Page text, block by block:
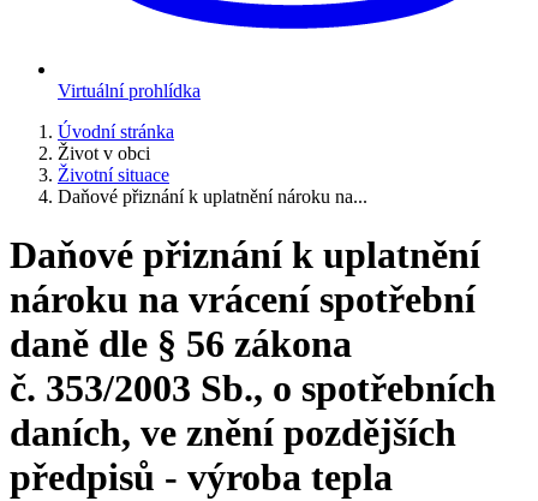
Virtuální prohlídka
Úvodní stránka
Život v obci
Životní situace
Daňové přiznání k uplatnění nároku na...
Daňové přiznání k uplatnění
nároku na vrácení spotřební
daně dle § 56 zákona
č. 353/2003 Sb., o spotřebních
daních, ve znění pozdějších
předpisů - výroba tepla